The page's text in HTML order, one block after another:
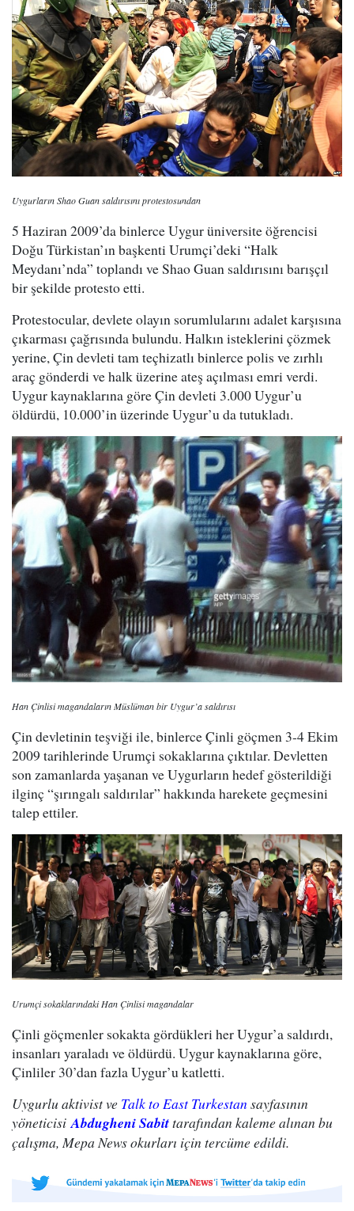
Uygurların Shao Guan saldırısını protestosundan
5 Haziran 2009’da binlerce Uygur üniversite öğrencisi
Doğu Türkistan’ın başkenti Urumçi’deki “Halk
Meydanı’nda” toplandı ve Shao Guan saldırısını barışçıl
bir şekilde protesto etti.
Protestocular, devlete olayın sorumlularını adalet karşısına
çıkarması çağrısında bulundu. Halkın isteklerini çözmek
yerine, Çin devleti tam teçhizatlı binlerce polis ve zırhlı
araç gönderdi ve halk üzerine ateş açılması emri verdi.
Uygur kaynaklarına göre Çin devleti 3.000 Uygur’u
öldürdü, 10.000’in üzerinde Uygur’u da tutukladı.
Han Çinlisi magandaların Müslüman bir Uygur’a saldırısı
Çin devletinin teşviği ile, binlerce Çinli göçmen 3-4 Ekim
2009 tarihlerinde Urumçi sokaklarına çıktılar. Devletten
son zamanlarda yaşanan ve Uygurların hedef gösterildiği
ilginç “şırıngalı saldırılar” hakkında harekete geçmesini
talep ettiler.
Urumçi sokaklarındaki Han Çinlisi magandalar
Çinli göçmenler sokakta gördükleri her Uygur’a saldırdı,
insanları yaraladı ve öldürdü. Uygur kaynaklarına göre,
Çinliler 30’dan fazla Uygur’u katletti.
Uygurlu aktivist ve Talk to East Turkestan sayfasının
yöneticisi Abdugheni Sabittarafından kaleme alınan bu
çalışma, Mepa News okurları için tercüme edildi.